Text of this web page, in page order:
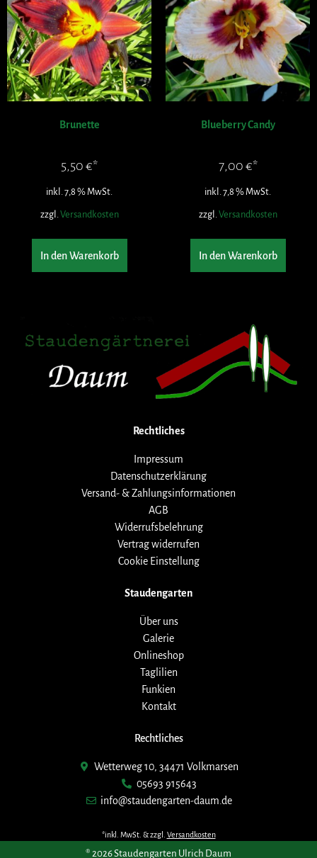
Brunette
5,50 €
inkl. 7,8 % MwSt.
zzgl.Versandkosten
In den Warenkorb
Blueberry Candy
7,00 €
inkl. 7,8 % MwSt.
zzgl.Versandkosten
In den Warenkorb
Rechtliches
Impressum
Datenschutzerklärung
Versand- & Zahlungsinformationen
AGB
Widerrufsbelehrung
Vertrag widerrufen
Cookie Einstellung
Staudengarten
Über uns
Galerie
Onlineshop
Taglilien
Funkien
Kontakt
Rechtliches
Wetterweg 10, 34471 Volkmarsen
05693 915643
info@staudengarten-daum.de
*inkl. MwSt. & zzgl. Versandkosten
® 2026 Staudengarten Ulrich Daum